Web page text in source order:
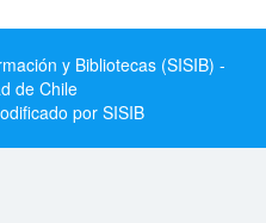
y Bibliotecas (SISIB) -
de Chile
por SISIB